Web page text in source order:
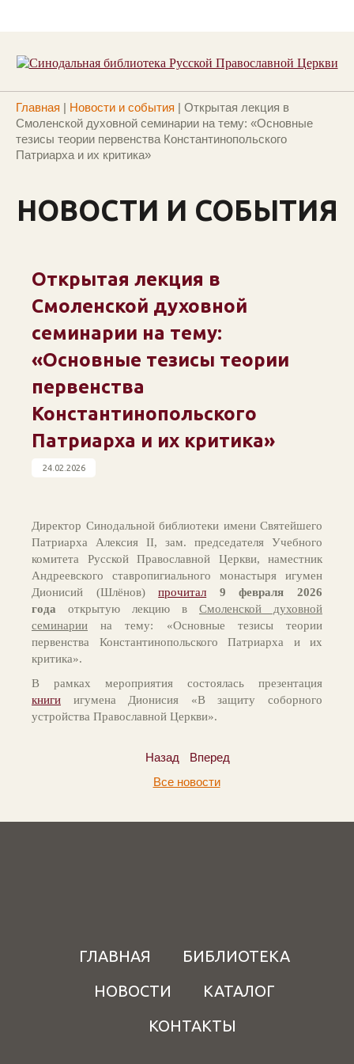
Главная | Новости и события | Открытая лекция в
Смоленской духовной семинарии на тему: «Основные
тезисы теории первенства Константинопольского
Патриарха и их критика»
НОВОСТИ И СОБЫТИЯ
Открытая лекция в
Смоленской духовной
семинарии на тему:
«Основные тезисы теории
первенства
Константинопольского
Патриарха и их критика»
24.02.2026
Директор Синодальной библиотеки имени Святейшего
Патриарха Алексия II, зам. председателя Учебного
комитета Русской Православной Церкви, наместник
Андреевского ставропигиального монастыря игумен
Дионисий (Шлёнов)прочитал
9 февраля 2026
года открытую лекцию в Смоленской духовной
семинарии на тему: «Основные тезисы теории
первенства Константинопольского Патриарха и их
критика».
В рамках мероприятия состоялась презентация
книги игумена Дионисия «В защиту соборного
устройства Православной Церкви».
Назад
Вперед
Все новости
ГЛАВНАЯ
БИБЛИОТЕКА
НОВОСТИ
КАТАЛОГ
КОНТАКТЫ